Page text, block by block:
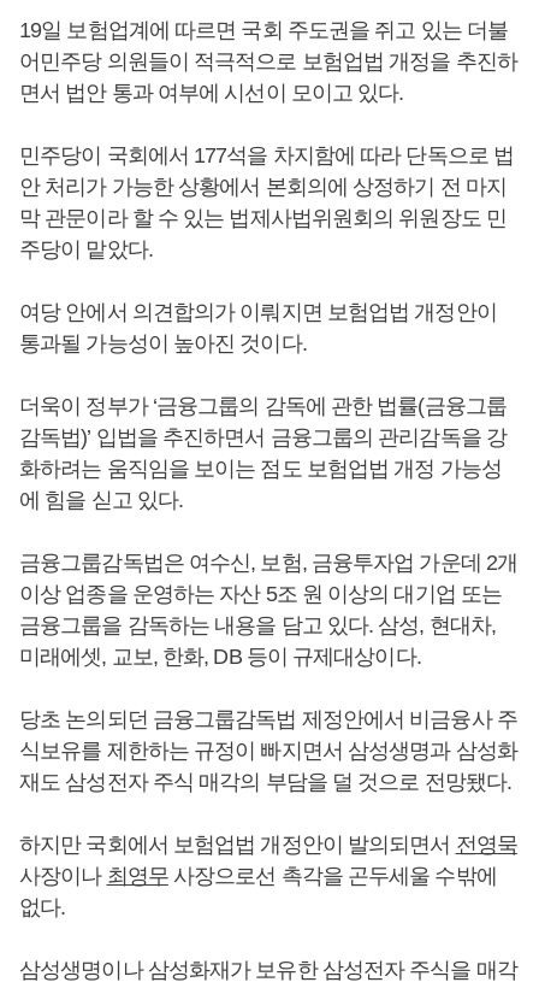
19일 보험업계에 따르면 국회 주도권을 쥐고 있는 더불
어민주당 의원들이 적극적으로 보험업법 개정을 추진하
면서 법안 통과 여부에 시선이 모이고 있다.
민주당이 국회에서 177석을 차지함에 따라 단독으로 법
안 처리가 가능한 상황에서 본회의에 상정하기 전 마지
막 관문이라 할 수 있는 법제사법위원회의 위원장도 민
주당이 맡았다.
여당 안에서 의견합의가 이뤄지면 보험업법 개정안이
통과될 가능성이 높아진 것이다.
더욱이 정부가 ‘금융그룹의 감독에 관한 법률(금융그룹
감독법)’ 입법을 추진하면서 금융그룹의 관리감독을 강
화하려는 움직임을 보이는 점도 보험업법 개정 가능성
에 힘을 싣고 있다.
금융그룹감독법은 여수신, 보험, 금융투자업 가운데 2개
이상 업종을 운영하는 자산 5조 원 이상의 대기업 또는
금융그룹을 감독하는 내용을 담고 있다. 삼성, 현대차,
미래에셋, 교보, 한화, DB 등이 규제대상이다.
당초 논의되던 금융그룹감독법 제정안에서 비금융사 주
식보유를 제한하는 규정이 빠지면서 삼성생명과 삼성화
재도 삼성전자 주식 매각의 부담을 덜 것으로 전망됐다.
하지만 국회에서 보험업법 개정안이 발의되면서 전영묵
사장이나 최영무사장으로선 촉각을 곤두세울 수밖에
없다.
삼성생명이나 삼성화재가 보유한 삼성전자 주식을 매각